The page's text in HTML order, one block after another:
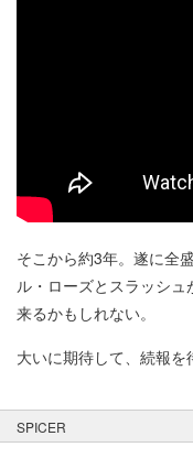
そこから約3年。遂に全
ル・ローズとスラッシ
来るかもしれない。
大いに期待して、続報を
SPICER